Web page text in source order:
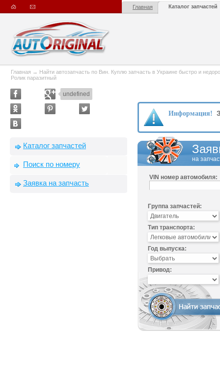
Главная Каталог запчастей
Главная → Найти автозапчасть по Вин. Куплю запчасть в Украине быстро и
Ролик паразитный
undefined
Каталог запчастей
Поиск по номеру
Заявка на запчасть
Информация!
на
VIN номер автомобиля:
Группа запчастей:
Тип транспорта:
Год выпуска:
Привод: